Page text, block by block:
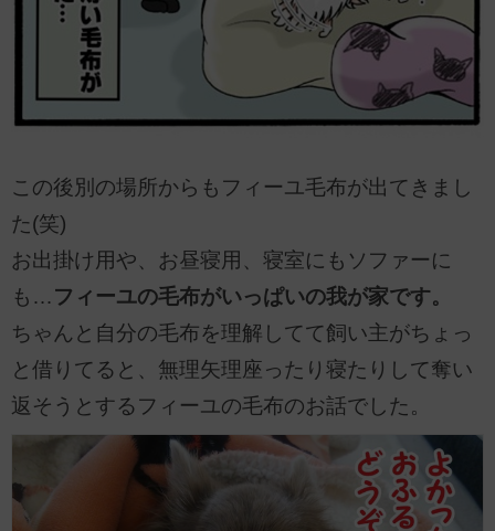
この後別の場所からもフィーユ毛布が出てきまし
た(笑)
お出掛け用や、お昼寝用、寝室にもソファーに
も…フィーユの毛布がいっぱいの我が家です。
ちゃんと自分の毛布を理解してて飼い主がちょっ
と借りてると、無理矢理座ったり寝たりして奪い
返そうとするフィーユの毛布のお話でした。